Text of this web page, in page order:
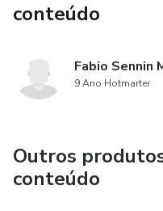
conteúdo
Fabio Sennin
9 Ano Hotmarter
Outros
conteúdo